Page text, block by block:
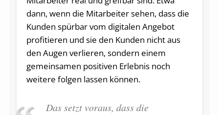
dann, wenn die Mitarbeiter sehen, dass die
Kunden spürbar vom digitalen Angebot
profitieren und sie den Kunden nicht aus
den Augen verlieren, sondern einem
gemeinsamen positiven Erlebnis noch
weitere folgen lassen können.
Das setzt voraus, dass die